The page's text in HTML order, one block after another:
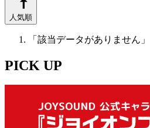
人気順
「該当データがありません」
PICK UP